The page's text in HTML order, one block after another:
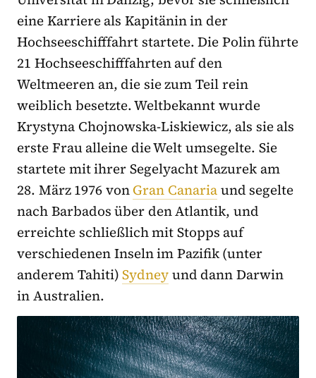
eine Karriere als Kapitänin in der
Hochseeschifffahrt startete. Die Polin führte
21 Hochseeschifffahrten auf den
Weltmeeren an, die sie zum Teil rein
weiblich besetzte. Weltbekannt wurde
Krystyna Chojnowska-Liskiewicz, als sie als
erste Frau alleine die Welt umsegelte. Sie
startete mit ihrer Segelyacht Mazurek am
28. März 1976 vonGran Canariaund segelte
nach Barbados über den Atlantik, und
erreichte schließlich mit Stopps auf
verschiedenen Inseln im Pazifik (unter
anderem Tahiti)Sydneyund dann Darwin
in Australien.